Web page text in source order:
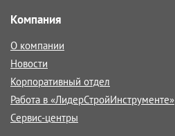
Компания
О компании
Новости
Корпоративный отдел
Работа в «ЛидерСтройИнструменте»
Сервис-центры